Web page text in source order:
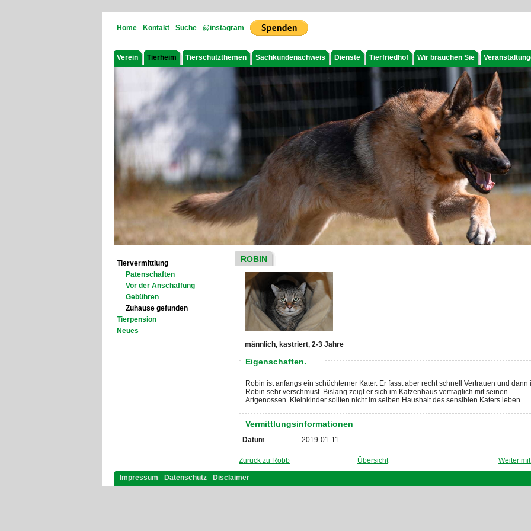
Home Kontakt Suche @instagram
Verein Tierheim Tierschutzthemen Sachkundenachweis Dienste Tierfriedhof Wir brauchen Sie
Tiervermittlung
Patenschaften
Vor der Anschaffung
Gebühren
Zuhause gefunden
Tierpension
Neues
ROBIN
männlich, kastriert, 2-3 Jahre
Eigenschaften.
Robin ist anfangs ein schüchterner Kater. Er fasst aber recht schnell Vertrauen und dann
Robin sehr verschmust. Bislang zeigt er sich im Katzenhaus verträglich mit seinen
Artgenossen. Kleinkinder sollten nicht im selben Haushalt des sensiblen Katers leben.
Vermittlungsinformationen
Datum 2019-01-11
Zurück zu Robb Übersicht Weiter
Impressum Datenschutz Disclaimer